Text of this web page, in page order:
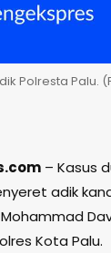
Polresta Palu.
– Kasus
adik
Kota Palu.